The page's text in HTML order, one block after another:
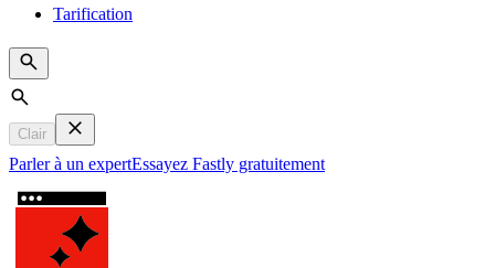
Tarification
Search
Clair
Parler à un expertEssayez Fastly gratuitement